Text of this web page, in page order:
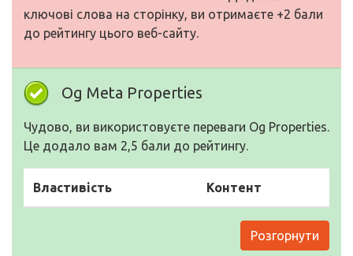
ключові слова на сторінку, ви отримаєте +2 бали
до рейтингу цього веб-сайту.
Og Meta Properties
Чудово, ви використовуєте переваги Og Properties.
Це додало вам 2,5 бали до рейтингу.
Властивість Контент
Розгорнути